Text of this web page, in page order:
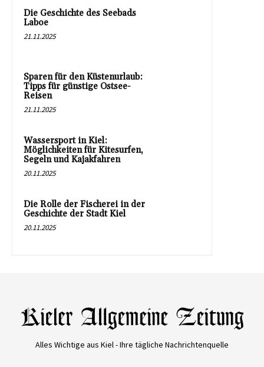
Die Geschichte des Seebads
Laboe
21.11.2025
Sparen für den Küstenurlaub:
Tipps für günstige Ostsee-
Reisen
21.11.2025
Wassersport in Kiel:
Möglichkeiten für Kitesurfen,
Segeln und Kajakfahren
20.11.2025
Die Rolle der Fischerei in der
Geschichte der Stadt Kiel
20.11.2025
Alles Wichtige aus Kiel - Ihre tägliche Nachrichtenquelle